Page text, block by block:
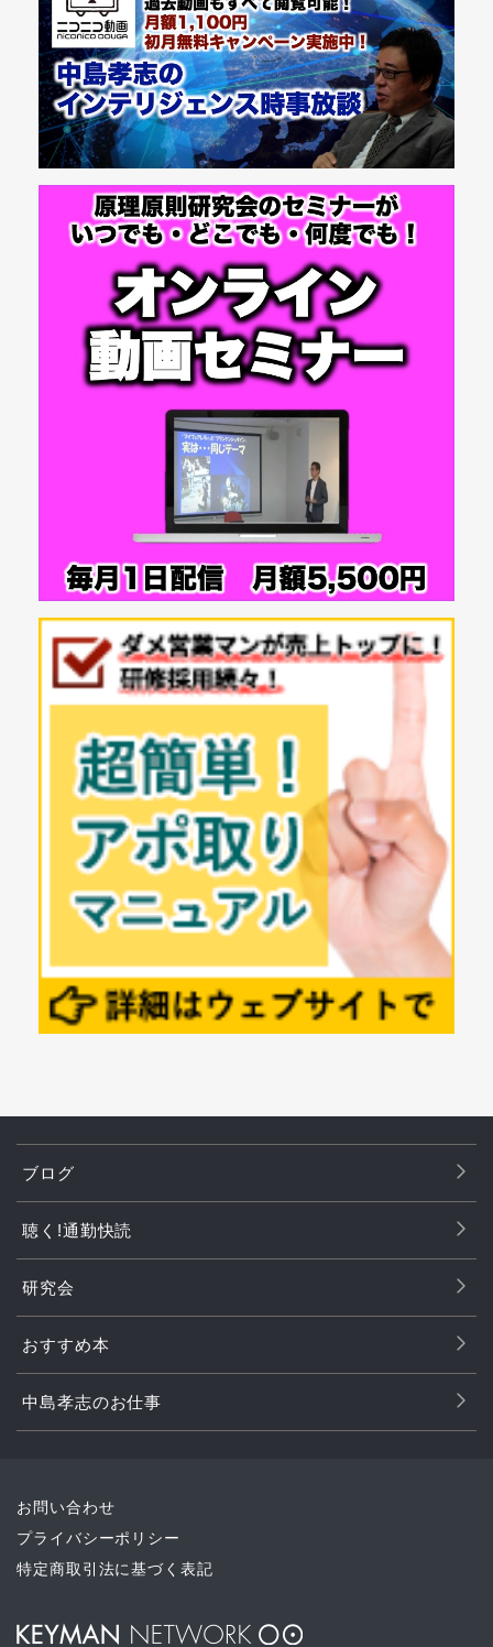
ブログ
聴く!通勤快読
研究会
おすすめ本
中島孝志のお仕事
お問い合わせ
プライバシーポリシー
特定商取引法に基づく表記